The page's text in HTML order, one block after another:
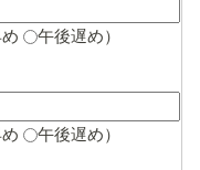
午後遅め）
午後遅め）